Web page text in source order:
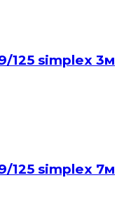
125 simplex 3м
125 simplex 7м